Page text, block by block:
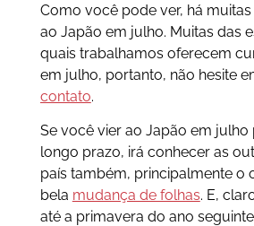
Como você pode ver, há
ao Japão em julho. Muitas das
quais trabalhamos oferecem
em julho, portanto, não hesite
contato.
Se você vier ao Japão em julho
longo prazo, irá conhecer as
país também, principalmente o
bela mudança de folhas. E,
até a primavera do ano